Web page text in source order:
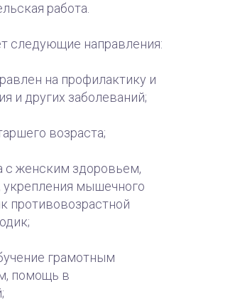
работа.
следующие направления:
на профилактику и
и других заболеваний;
возраста;
с женским здоровьем,
мышечного
противовозрастной
грамотным
помощь в